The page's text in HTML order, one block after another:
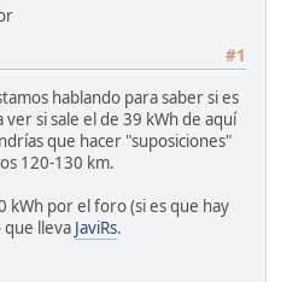
#1
hablando para saber si es
si sale el de 39 kWh de aquí
que hacer "suposiciones"
120-130 km.
kWh por el foro (si es que hay
lleva JaviRs.